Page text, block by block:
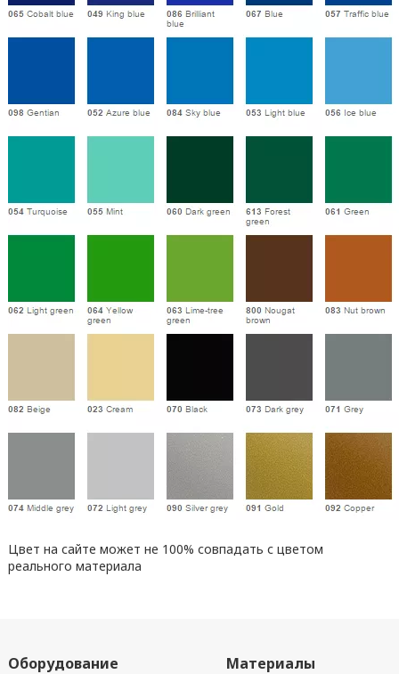
Цвет на сайте может не 100% совпадать с цветом
реального материала
Оборудование Материалы